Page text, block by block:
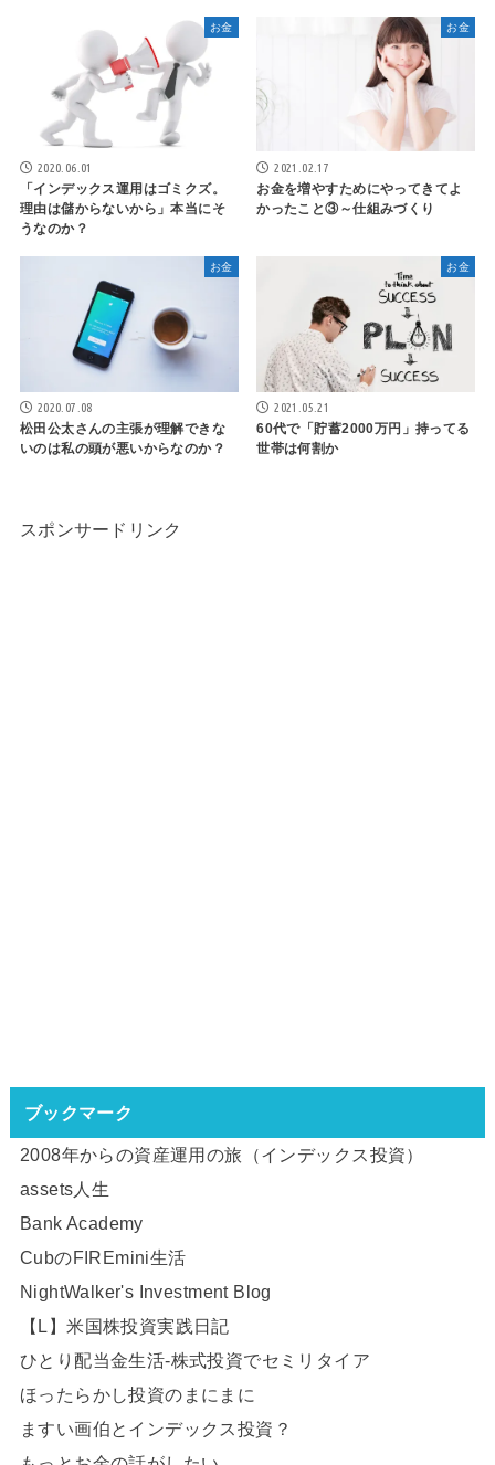
お金
2020.06.01
「インデックス運用はゴミクズ。
理由は儲からないから」本当にそ
うなのか？
お金
2021.02.17
お金を増やすためにやってきてよ
かったこと③～仕組みづくり
お金
2020.07.08
松田公太さんの主張が理解できな
いのは私の頭が悪いからなのか？
お金
2021.05.21
60代で「貯蓄2000万円」持ってる
世帯は何割か
スポンサードリンク
ブックマーク
2008年からの資産運用の旅（インデックス投資）
assets人生
Bank Academy
CubのFIREmini生活
NightWalker's Investment Blog
【L】米国株投資実践日記
ひとり配当金生活-株式投資でセミリタイア
ほったらかし投資のまにまに
ますい画伯とインデックス投資？